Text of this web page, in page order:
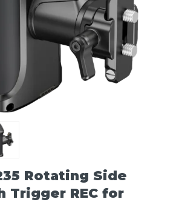
Rotating Side
Trigger REC for